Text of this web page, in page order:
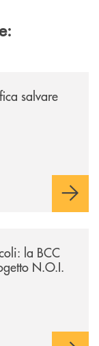
salvare
la BCC
N.O.I.